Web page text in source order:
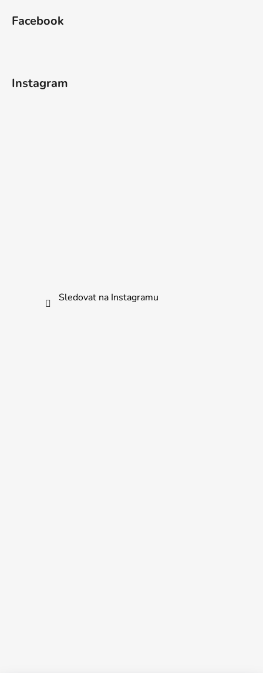
Facebook
Instagram
Sledovat na Instagramu